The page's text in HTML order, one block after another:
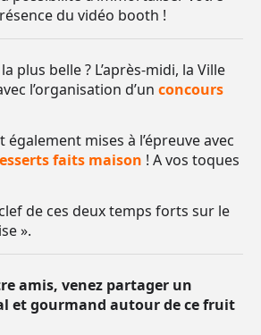
du vidéo booth !
plus belle ? L’après-midi, la Ville
l’organisation d’un concours
également mises à l’épreuve avec
faits maison ! A vos toques
de ces deux temps forts sur le
».
amis, venez partager un
et gourmand autour de ce fruit